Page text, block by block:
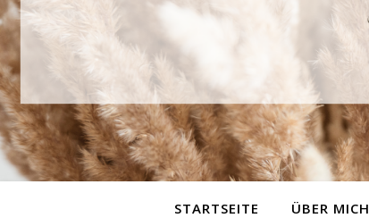
STARTSEITE ÜBER MICH